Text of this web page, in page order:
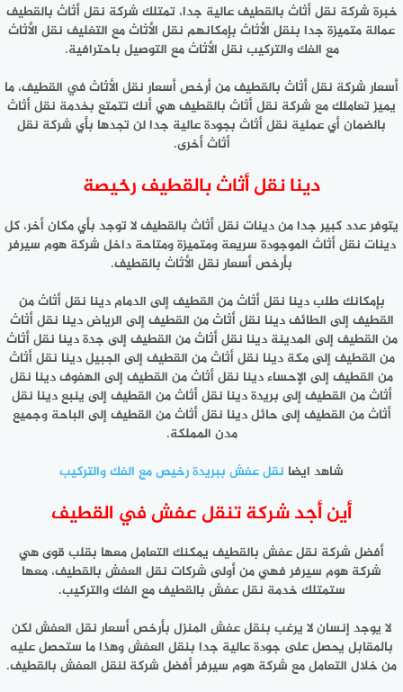
خبرة شركة نقل أثاث بالقطيف عالية جدا، تمتلك شركة نقل أثاث بالقطيف
عمالة متميزة جدا بنقل الأثاث بإمكانهم نقل الأثاث مع التغليف نقل الأثاث
مع الفك والتركيب نقل الأثاث مع التوصيل باحترافية.
أسعار شركة نقل أثاث بالقطيف من أرخص أسعار نقل الأثاث في القطيف، ما
يميز تعاملك مع شركة نقل أثاث بالقطيف هي أنك تتمتع بخدمة نقل أثاث
بالضمان أي عملية نقل أثاث بجودة عالية جدا لن تجدها بأي شركة نقل
أثاث أخرى.
دينا نقل أثاث بالقطيف رخيصة
يتوفر عدد كبير جدا من دينات نقل أثاث بالقطيف لا توجد بأي مكان أخر، كل
دينات نقل أثاث الموجودة سريعة ومتميزة ومتاحة داخل شركة هوم سيرفر
بأرخص أسعار نقل الأثاث بالقطيف.
بإمكانك طلب دينا نقل أثاث من القطيف إلى الدمام دينا نقل أثاث من
القطيف إلى الطائف دينا نقل أثاث من القطيف إلى الرياض دينا نقل أثاث
من القطيف إلى المدينة دينا نقل أثاث من القطيف إلى جدة دينا نقل أثاث
من القطيف إلى مكة دينا نقل أثاث من القطيف إلى الجبيل دينا نقل أثاث
من القطيف إلى الإحساء دينا نقل أثاث من القطيف إلى الهفوف دينا نقل
أثاث من القطيف إلى بريدة دينا نقل أثاث من القطيف إلى ينبع دينا نقل
أثاث من القطيف إلى حائل دينا نقل أثاث من القطيف إلى الباحة وجميع
مدن المملكة.
شاهد ايضا نقل عفش ببريدة رخيص مع الفك والتركيب
أين أجد شركة تنقل عفش في القطيف
أفضل شركة نقل عفش بالقطيف يمكنك التعامل معها بقلب قوى هي
شركة هوم سيرفر فهي من أولى شركات نقل العفش بالقطيف، معها
ستمتلك خدمة نقل عفش بالقطيف مع الفك والتركيب.
لا يوجد إنسان لا يرغب بنقل عفش المنزل بأرخص أسعار نقل العفش لكن
بالمقابل يحصل على جودة عالية جدا بنقل العفش وهذا ما ستحصل عليه
من خلال التعامل مع شركة هوم سيرفر أفضل شركة لنقل العفش بالقطيف.